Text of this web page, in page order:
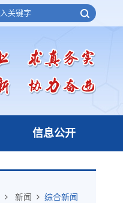
信息公开
新闻 综合新闻